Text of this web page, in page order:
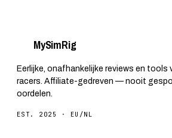
MySimRig
Eerlijke, onafhankelijke reviews en tools
racers. Affiliate-gedreven — nooit
oordelen.
EST. 2025 · EU/NL